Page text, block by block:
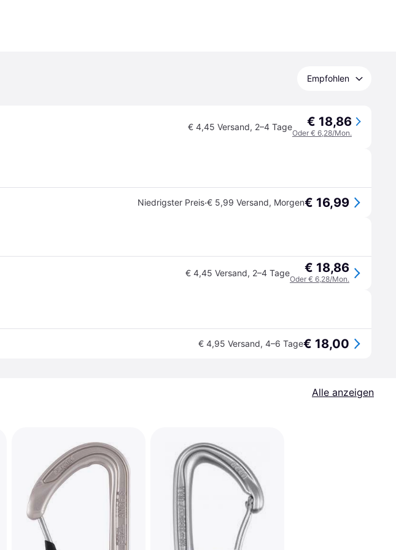
Empfohlen
€ 4,45 Versand, 2–4 Tage € 18,86
Oder € 6,28/Mon.
Niedrigster Preis·€ 5,99 Versand, Morgen€ 16,99
€ 4,45 Versand, 2–4 Tage € 18,86
Oder € 6,28/Mon.
€ 4,95 Versand, 4–6 Tage€ 18,00
Alle anzeigen